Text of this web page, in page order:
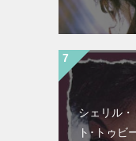
シェリル
ト･トゥビ